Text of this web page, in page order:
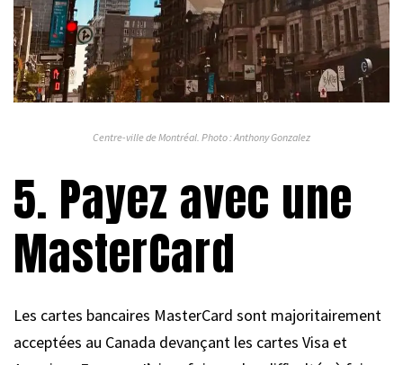
Centre-ville de Montréal. Photo : Anthony Gonzalez
5. Payez avec une
MasterCard
Les cartes bancaires MasterCard sont majoritairement
acceptées au Canada devançant les cartes Visa et